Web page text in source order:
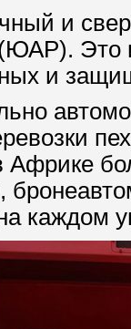
и
Это
и
Африке
каждом